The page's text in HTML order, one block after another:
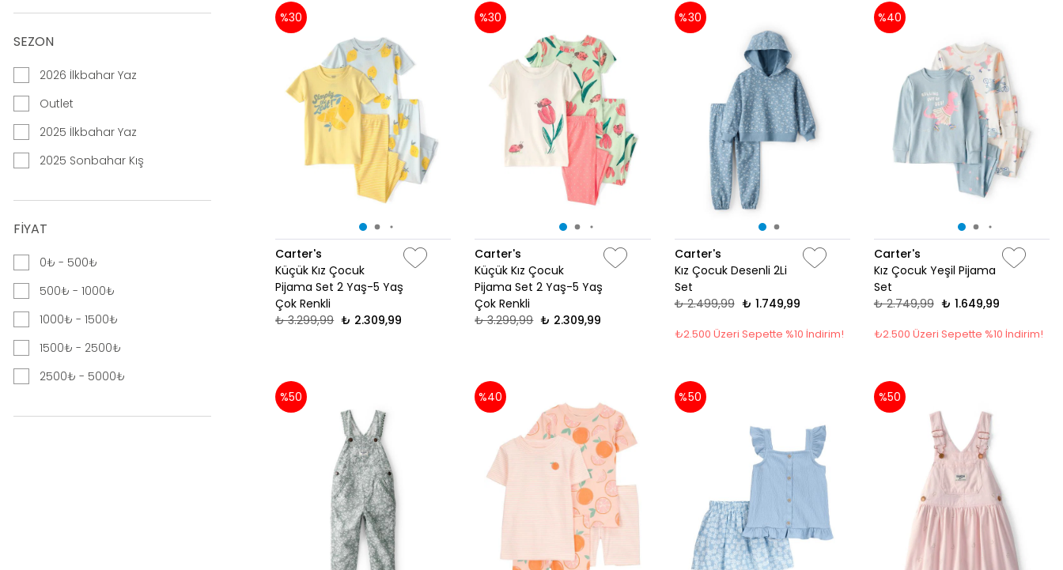
SEZON
2026 İlkbahar Yaz
Outlet
2025 İlkbahar Yaz
2025 Sonbahar Kış
FIYAT
0₺ - 500₺
500₺ - 1000₺
1000₺ - 1500₺
1500₺ - 2500₺
2500₺ - 5000₺
%30
Carter's
Küçük Kız Çocuk
Pijama Set 2 Yaş-5 Yaş
Çok Renkli
₺ 3.299,99 ₺ 2.309,99
%30
Carter's
Küçük Kız Çocuk
Pijama Set 2 Yaş-5 Yaş
Çok Renkli
₺ 3.299,99 ₺ 2.309,99
%30
Carter's
Kız Çocuk Desenli 2Li
Set
₺ 2.499,99 ₺ 1.749,99
₺2.500 Üzeri Sepette %10 İndirim!
%40
Carter's
Kız Çocuk Yeşil Pijama
Set
₺ 2.749,99 ₺ 1.649,99
₺2.500 Üzeri Sepette %10 İndirim!
%50 %40 %50 %50